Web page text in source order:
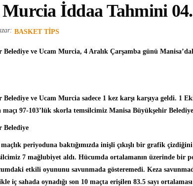
İddaa Tahmini
BASKET TIPS
Belediye ve Ucam Murcia, 4 Aralık Çarşamba günü
ve Ucam Murcia sadece 1 kez karşı karşıya geldi. 1
maçı 97-103’lük skorla temsilcimiz Manisa Büyükşehir
Belediye
maçlık periyoduna baktığımızda inişli çıkışlı bir grafik
7 mağlubiyet aldı. Hücumda ortalamanın üzerinde bir
etkili oyununu savunmada gösteremedi. Keza savunmada
iç sahada oynadığı son 10 maçta erişilen 83.5 sayı